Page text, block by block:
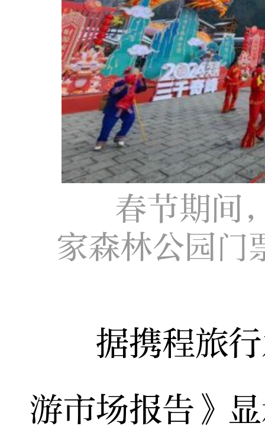
春节期间
家森林公园门
据携程旅行
游市场报告》